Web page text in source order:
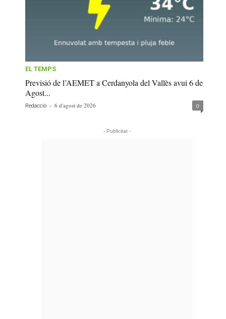
EL TEMPS
Previsió de l’AEMET a Cerdanyola del Vallès avui 6 de
Agost...
Redacció - 6 d'agost de 2026 0
- Publicitat -